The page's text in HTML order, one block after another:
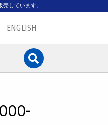
しています。
ENGLISH